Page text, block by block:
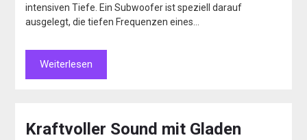
intensiven Tiefe. Ein Subwoofer ist speziell darauf
ausgelegt, die tiefen Frequenzen eines…
Weiterlesen
Kraftvoller Sound mit Gladen